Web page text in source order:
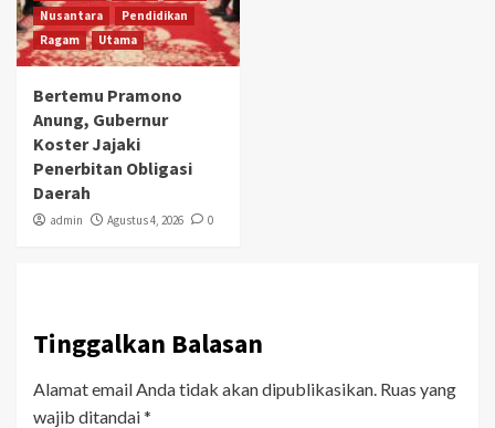
Nusantara
Pendidikan
Ragam
Utama
Bertemu Pramono
Anung, Gubernur
Koster Jajaki
Penerbitan Obligasi
Daerah
admin Agustus 4, 2026 0
Tinggalkan Balasan
Alamat email Anda tidak akan dipublikasikan. Ruas yang
wajib ditandai*